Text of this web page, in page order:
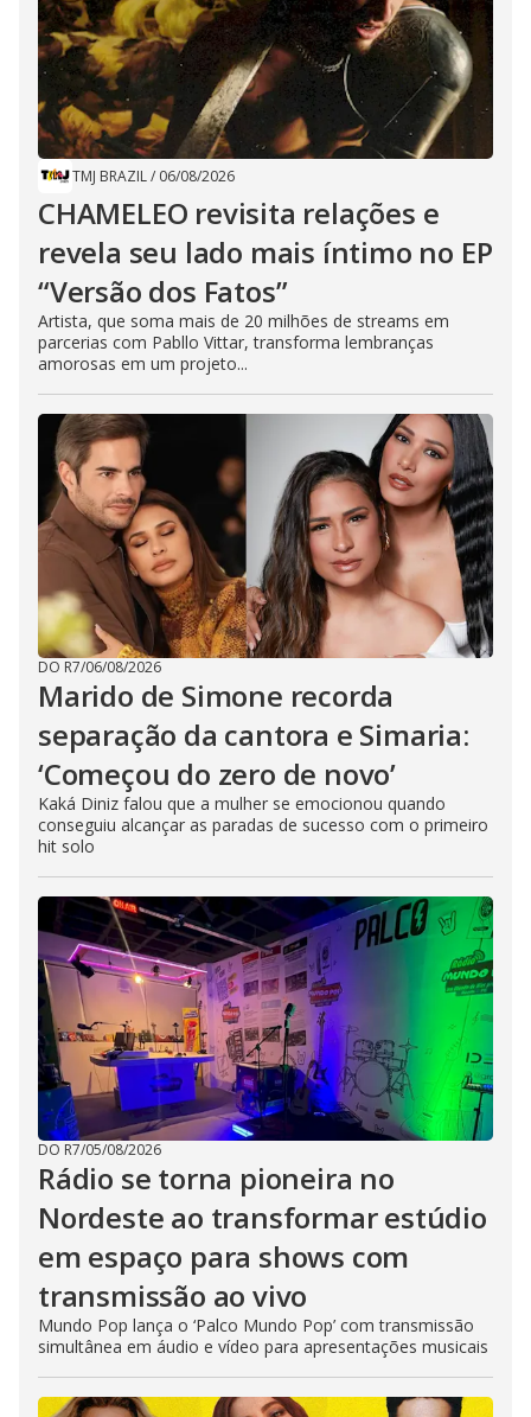
TMJ BRAZIL/ 06/08/2026
CHAMELEO revisita relações e
revela seu lado mais íntimo no EP
“Versão dos Fatos”
Artista, que soma mais de 20 milhões de streams em
parcerias com Pabllo Vittar, transforma lembranças
amorosas em um projeto...
DO R7/06/08/2026
Marido de Simone recorda
separação da cantora e Simaria:
‘Começou do zero de novo’
Kaká Diniz falou que a mulher se emocionou quando
conseguiu alcançar as paradas de sucesso com o primeiro
hit solo
DO R7/05/08/2026
Rádio se torna pioneira no
Nordeste ao transformar estúdio
em espaço para shows com
transmissão ao vivo
Mundo Pop lança o ‘Palco Mundo Pop’ com transmissão
simultânea em áudio e vídeo para apresentações musicais